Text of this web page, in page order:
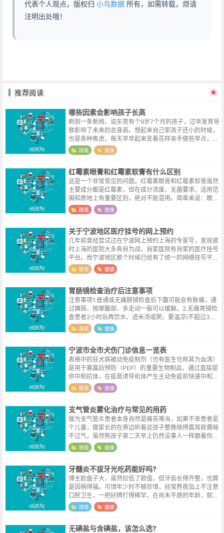
代表个人观点，版权归 小鸟数据 所有，如需转载，烦请
注明出处哦！
推荐阅读
哪些因素会影响孩子长高
刷到一条新闻，说东莞有个9岁7个月的孩子，过早发育导
致影响了未来的总身高。想起来自己家孩子还小的时候，
也是各种焦虑，每天早早起来变着花样亲手做些早点，就
希望他能吃得营养均衡一些。推文里列举了一些孩子早熟
的原因，既然这些原因导致了孩子早...
随笔 健康
红霉素眼膏和红霉素软膏有什么区别
这是一个非常常见的问题。红霉素眼膏和红霉素软膏虽然
主要成分都是红霉素，但在成分浓度、无菌要求、适用范
围和质地上有重要区别，绝对不能混用。简单来说：眼膏
可以用在皮肤上，但软膏绝对不能用在眼睛里。核心区别
项目红霉素眼膏红霉素软膏红霉素浓...
随笔 健康
关于宁波地区医疗挂号的网上预约
几年前曾经尝试过在宁波网上预约上海的专家号，发现彼
时上海的医院大多各自为战，自家医院有自家的医疗挂号
平台。而宁波地区那个时候已经有了统一的网络挂号平台
（网站形式），时隔多年，连平台名称都已经被博主忘却
了。微信流行起来之后，网站功能逐渐...
随笔 健康
胃肠镜检查治疗后注意事项
注意事项1.普通或无痛肠镜检查后下腹可能会有胀痛，通
过蹲厕、按摩腹部、多走动一般可以缓解。2.无痛胃镜检
查患者2小时后再饮水、进米汤或粥，要温凉(不超过3
0°)。当天不要吃芹菜、韭菜、笋、肉类等粗糙不易消化
的食物，忌烟酒。当日不宜开车...
随笔 健康
宁波市全市犬伤门诊信息一览表
表格中的狂犬病被动免疫制剂（也有医生也称其为血清）
是用于暴露后预防（PEP）的重要生物制品，通过直接提
供中和抗体，在疫苗诱导机体产生主动免疫前快速中和病
毒，填补“免疫空白期”。狂犬病疫苗起效前（通常需7~1
4天），能由其中和伤口处的病...
随笔 健康
支气管炎雾化治疗与常见的用药
做为支气管炎患者本身自然是痛苦难当，如果不幸患者是
个儿童，做家长的在旁边听着这孩子整晚咳得震耳欲聋喘
不过气，虽然熊孩子第二天早上仍然没事人一样跟着你去
拍了个片，医生瞄了一眼检查报告告诉你只是有一点发
炎，不用过于担心。松一口气之余，总感...
随笔 健康
牙髓炎不拔牙光吃药能好吗?
博主脸盘子大，虽然拉低了颜值，但牙齿长得齐整，也算
是因祸得福。可惜年少时不够珍惜，经常熬夜加上不注意
口腔卫生，一把好牌打得稀罕，在尚未不惑的年龄，就战
损了一颗第一磨牙。祸不单行，某天吃工作餐的时候，稍
一用力，上排的第二前磨牙也劈裂了。...
随笔 健康
无碘盐与含碘盐，该怎么选?